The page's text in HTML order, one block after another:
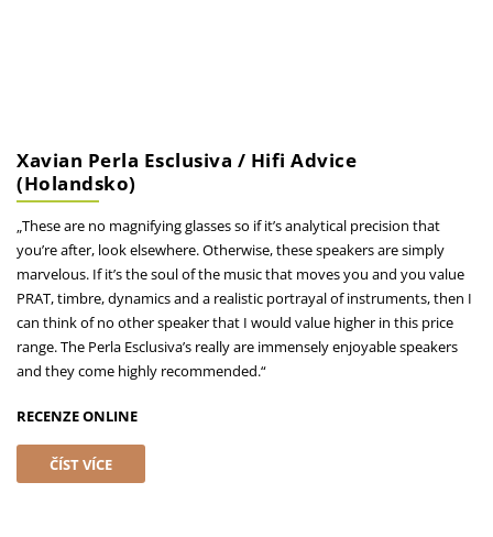
Xavian Perla Esclusiva / Hifi Advice
(Holandsko)
„These are no magnifying glasses so if it’s analytical precision that
you’re after, look elsewhere. Otherwise, these speakers are simply
marvelous. If it’s the soul of the music that moves you and you value
PRAT, timbre, dynamics and a realistic portrayal of instruments, then I
can think of no other speaker that I would value higher in this price
range. The Perla Esclusiva’s really are immensely enjoyable speakers
and they come highly recommended.“
RECENZE ONLINE
ČÍST VÍCE